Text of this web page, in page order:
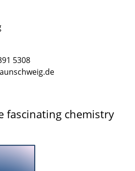
5308
fascinating chemistry